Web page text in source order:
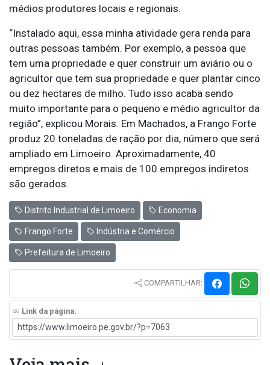
médios produtores locais e regionais.
“Instalado aqui, essa minha atividade gera renda para
outras pessoas também. Por exemplo, a pessoa que
tem uma propriedade e quer construir um aviário ou o
agricultor que tem sua propriedade e quer plantar cinco
ou dez hectares de milho. Tudo isso acaba sendo
muito importante para o pequeno e médio agricultor da
região”, explicou Morais. Em Machados, a Frango Forte
produz 20 toneladas de ração por dia, número que será
ampliado em Limoeiro. Aproximadamente, 40
empregos diretos e mais de 100 empregos indiretos
são gerados.
Distrito Industrial de Limoeiro Economia
Frango Forte Indústria e Comércio
Prefeitura de Limoeiro
COMPARTILHAR:
Link da página: